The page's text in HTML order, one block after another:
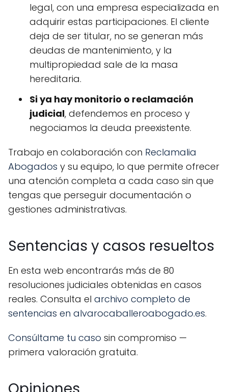
legal, con una empresa especializada en
adquirir estas participaciones. El cliente
deja de ser titular, no se generan más
deudas de mantenimiento, y la
multipropiedad sale de la masa
hereditaria.
Si ya hay monitorio o reclamación
judicial, defendemos en proceso y
negociamos la deuda preexistente.
Trabajo en colaboración con Reclamalia
Abogados y su equipo, lo que permite ofrecer
una atención completa a cada caso sin que
tengas que perseguir documentación o
gestiones administrativas.
Sentencias y casos resueltos
En esta web encontrarás más de 80
resoluciones judiciales obtenidas en casos
reales. Consulta el archivo completo de
sentencias en alvarocaballeroabogado.es.
Consúltame tu caso sin compromiso —
primera valoración gratuita.